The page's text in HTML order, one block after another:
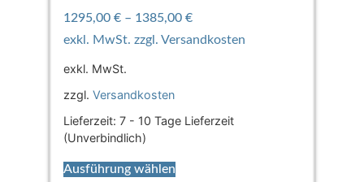
1295,00 €– 1385,00 €
exkl. MwSt.
zzgl. Versandkosten
Lieferzeit: 7 - 10 Tage Lieferzeit
(Unverbindlich)
Ausführung wählen